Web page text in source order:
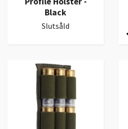
Black
Slutsåld